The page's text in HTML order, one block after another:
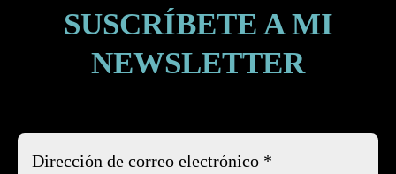
SUSCRÍBETE A MI
NEWSLETTER